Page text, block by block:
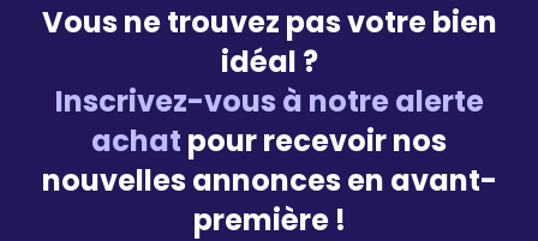
Vous ne trouvez pas votre bien
idéal ?
Inscrivez-vous à notre alerte
achat pour recevoir nos
nouvelles annonces en avant-
première !